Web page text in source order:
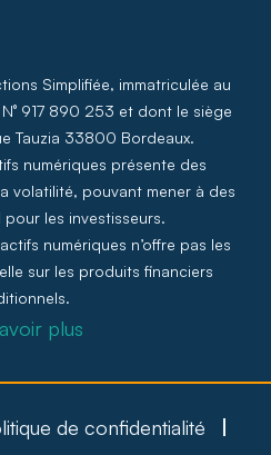
Simplifiée, immatriculée au
917 890 253 et dont le siège
Tauzia 33800 Bordeaux.
numériques présente des
volatilité, pouvant mener à des
les investisseurs.
numériques n’offre pas les
sur les produits financiers
plus
de confidentialité